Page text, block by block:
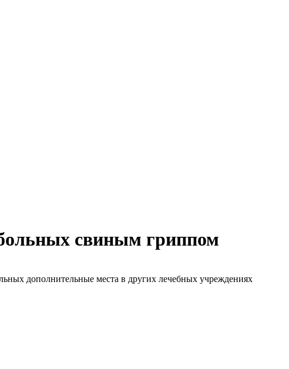
свиным гриппом
дополнительные места в других лечебных учреждениях